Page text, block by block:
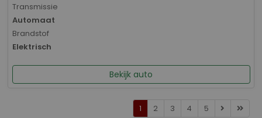
Transmissie
Automaat
Brandstof
Elektrisch
Bekijk auto
1 2 3 4 5